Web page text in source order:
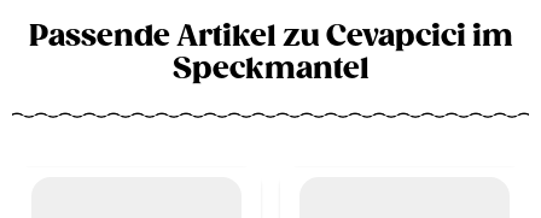
Passende Artikel zu Cevapcici im
Speckmantel